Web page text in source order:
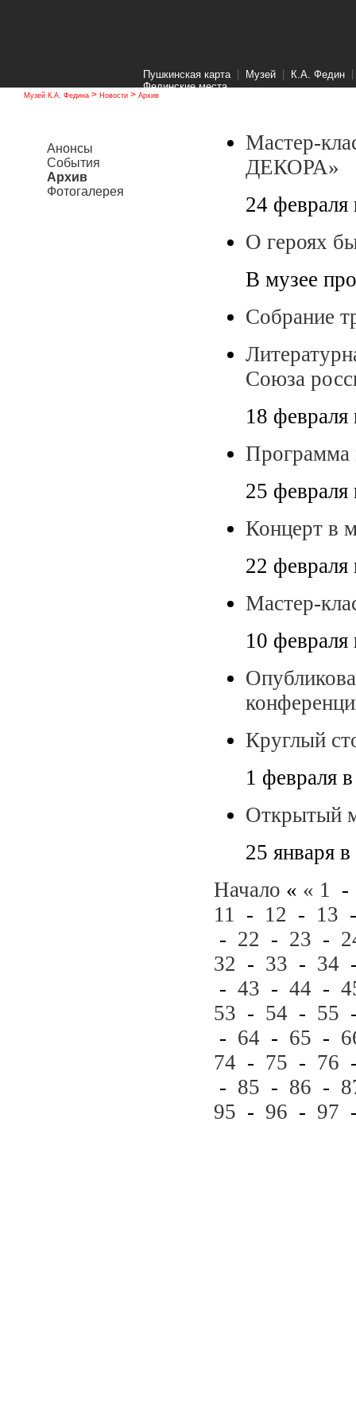
Пушкинская карта Музей К.А. Федин
Фединские места
Музей К.А. Федина > Новости > Архив
Мастер-
ДЕКОРА»
24 февраля
О героях
В музее
Собрание
Союза
18 февраля
Программа
25 февраля
Концерт в
22 февраля
Мастер-
10 февраля
Круглый
1 февраля
Открытый
25 января
Начало « « 1
11 - 12 - 13
- 22 - 23 -
32 - 33 - 34
-43 -44 -
53 - 54 - 55
- 64 - 65 -
74 - 75 - 76
- 85 - 86 -
95 - 96 - 97
Анонсы
События
Архив
Фотогалерея